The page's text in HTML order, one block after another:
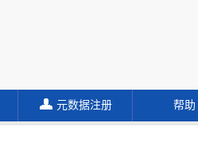
元数据注册 帮助